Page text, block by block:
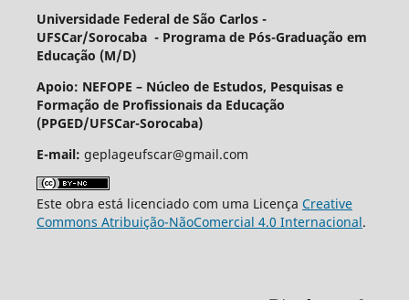
Universidade Federal de São Carlos -
UFSCar/Sorocaba - Programa de Pós-Graduação em
Educação (M/D)
Apoio: NEFOPE – Núcleo de Estudos, Pesquisas e
Formação de Profissionais da Educação
(PPGED/UFSCar-Sorocaba)
E-mail: geplageufscar@gmail.com
Este obra está licenciado com uma Licença Creative
Commons Atribuição-NãoComercial 4.0 Internacional.